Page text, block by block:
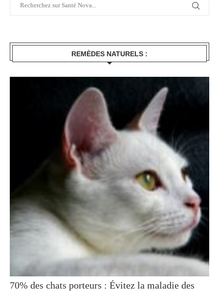
REMÈDES NATURELS :
70% des chats porteurs : Évitez la maladie des